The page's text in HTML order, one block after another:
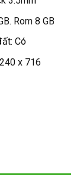
Rom 8 GB
Có
x 716